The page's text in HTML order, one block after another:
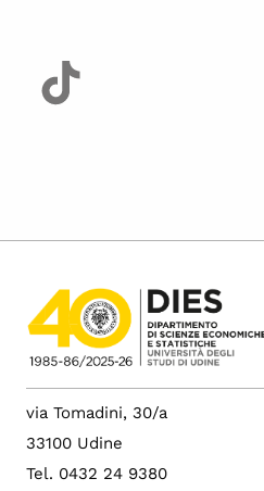
via Tomadini, 30/a
33100 Udine
Tel. 0432 24 9380